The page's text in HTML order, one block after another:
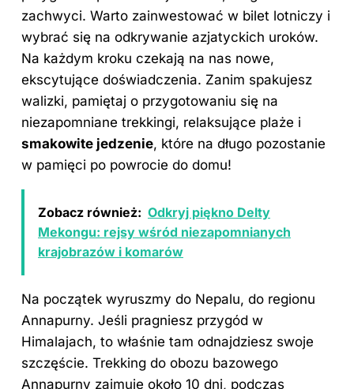
zachwyci. Warto zainwestować w bilet lotniczy i
wybrać się na odkrywanie azjatyckich uroków.
Na każdym kroku czekają na nas nowe,
ekscytujące doświadczenia. Zanim spakujesz
walizki, pamiętaj o przygotowaniu się na
niezapomniane trekkingi, relaksujące plaże i
smakowite jedzenie, które na długo pozostanie
w pamięci po powrocie do domu!
Zobacz również: Odkryj piękno Delty
Mekongu: rejsy wśród niezapomnianych
krajobrazów i komarów
Na początek wyruszmy do Nepalu, do regionu
Annapurny. Jeśli pragniesz przygód w
Himalajach, to właśnie tam odnajdziesz swoje
szczęście. Trekking do obozu bazowego
Annapurny zajmuje około 10 dni, podczas